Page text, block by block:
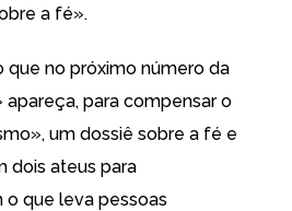
a fé».
que no próximo número da
apareça, para compensar o
um dossiê sobre a fé e
dois ateus para
o que leva pessoas